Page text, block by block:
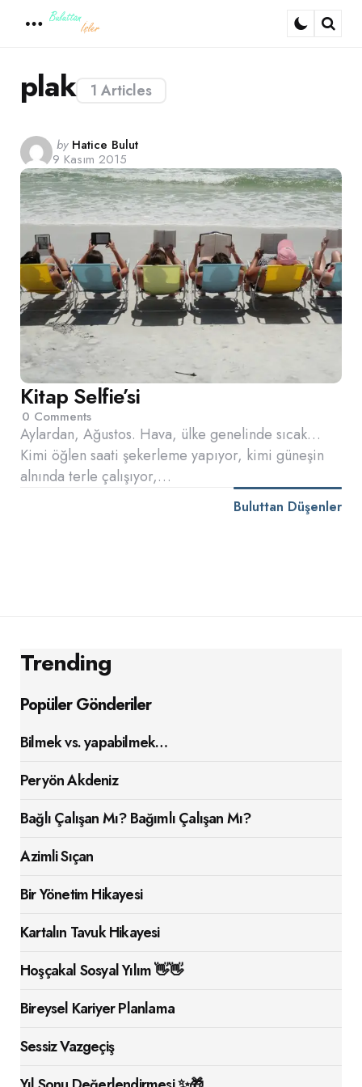
1 Articles
plak
Posted
by
by Hatice Bulut
9 Kasım 2015
Kitap Selfie’si
0 Comments
Aylardan, Ağustos. Hava, ülke genelinde sıcak…
Kimi öğlen saati şekerleme yapıyor, kimi güneşin
alnında terle çalışıyor,…
Buluttan Düşenler
Trending
Popüler Gönderiler
Bilmek vs. yapabilmek…
Peryön Akdeniz
Bağlı Çalışan Mı? Bağımlı Çalışan Mı?
Azimli Sıçan
Bir Yönetim Hikayesi
Kartalın Tavuk Hikayesi
Hoşçakal Sosyal Yılım 👋👋
Bireysel Kariyer Planlama
Sessiz Vazgeçiş